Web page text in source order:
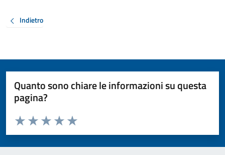
Indietro
Quanto sono chiare le informazioni su questa
pagina?
Valuta da 1 a 5 stelle la pagina
Valuta 5 stelle su 5
Valuta 4 stelle su 5
Valuta 3 stelle su 5
Valuta 2 stelle su 5
Valuta 1 stelle su 5